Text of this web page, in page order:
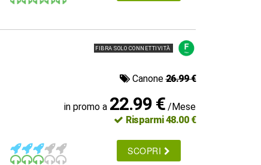
FIBRA SOLO CONNETTIVITÀ
Canone26.99 €
in promo a 22.99 € /Mese
Risparmi 48.00 €
SCOPRI